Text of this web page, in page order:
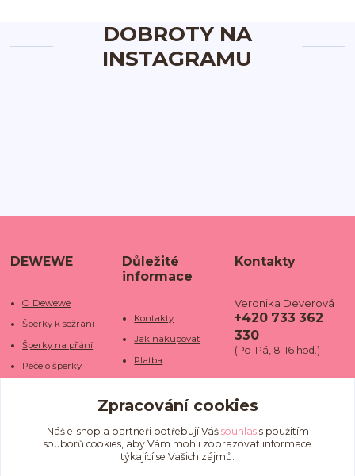
DOBROTY NA
INSTAGRAMU
DEWEWE
O Dewewe
Šperky k sežrání
Šperky na přání
Péče o šperky
Kamenné obchody
Fotogalerie
Důležité
informace
Kontakty
Jak nakupovat
Platba
Doba dodání
Doprava
Obchodní podmínky
Ochrana osobních
Kontakty
Veronika Deverová
+420 733 362
330
(Po-Pá, 8-16 hod.)
we.cz
Zpracování cookies
Náš e-shop a partneři potřebují Váš souhlass použitím
souborů cookies, aby Vám mohli zobrazovat informace
týkající se Vašich zájmů.